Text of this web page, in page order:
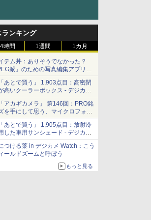
ランキング
時間 1週間 1カ月
テム丼：ありそうでなかった？
派」のための写真編集アプリ
ルトのJPEGを大切にする
あとで買う」 1,903点目：高密閉
高いクーラーボックス - デジカメ
アカギカメラ」 第146回：PRO銘
を手にして思う、マイクロフォー
待と可能性
あとで買う」 1,905点目：放射冷
した車用サンシェード - デジカメ
つける薬 in デジカメ Watch：こう
ールドズームと呼ぼう
もっと見る